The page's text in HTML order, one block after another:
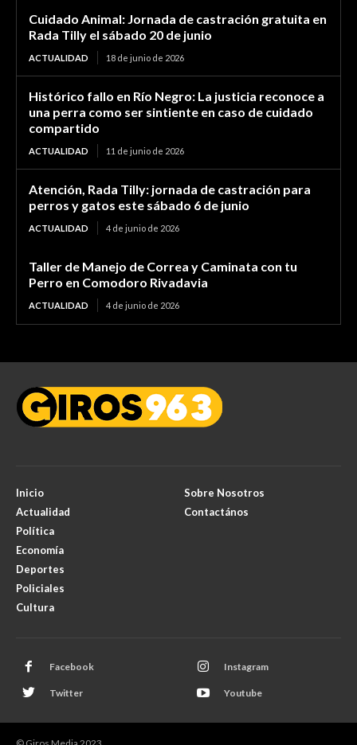
Cuidado Animal: Jornada de castración gratuita en
Rada Tilly el sábado 20 de junio
ACTUALIDAD 18 de junio de 2026
Histórico fallo en Río Negro: La justicia reconoce a
una perra como ser sintiente en caso de cuidado
compartido
ACTUALIDAD 11 de junio de 2026
Atención, Rada Tilly: jornada de castración para
perros y gatos este sábado 6 de junio
ACTUALIDAD 4 de junio de 2026
Taller de Manejo de Correa y Caminata con tu
Perro en Comodoro Rivadavia
ACTUALIDAD 4 de junio de 2026
Inicio
Actualidad
Política
Economía
Deportes
Policiales
Cultura
Sobre Nosotros
Contactános
Facebook Instagram
Twitter Youtube